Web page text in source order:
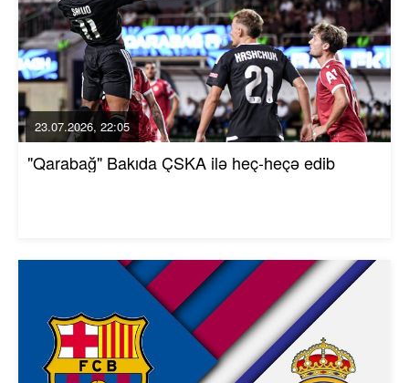
23.07.2026, 22:05
"Qarabağ" Bakıda ÇSKA ilə heç-heçə edib